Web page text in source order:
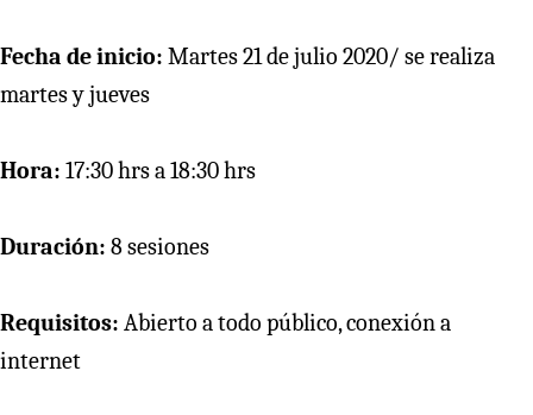
Fecha de inicio: Martes 21 de julio 2020/ se realiza
martes y jueves
Hora: 17:30 hrs a 18:30 hrs
Duración: 8 sesiones
Requisitos: Abierto a todo público, conexión a
internet